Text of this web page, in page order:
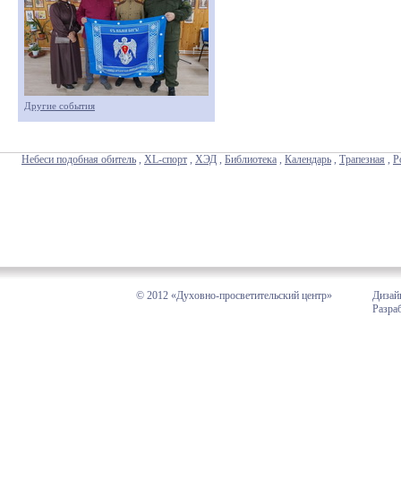
Другие события
Небеси подобная обитель , XL-спорт , ХЭД , Библиотека , Календарь , Трапезная ,
© 2012 «Духовно-просветительский центр»